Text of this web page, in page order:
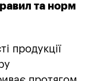
та норм
продукції